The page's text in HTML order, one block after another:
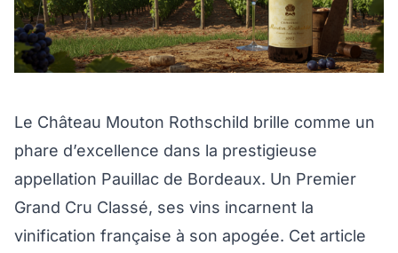
Le Château Mouton Rothschild brille comme un
phare d’excellence dans la prestigieuse
appellation Pauillac de Bordeaux. Un Premier
Grand Cru Classé, ses vins incarnent la
vinification française à son apogée. Cet article